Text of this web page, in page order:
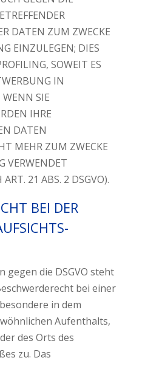
DATEN ZUM ZWECKE
EINZULEGEN; DIES
SOWEIT ES
IN
SIE
IHRE
DATEN
MEHR ZUM ZWECKE
VERWENDET
21 ABS. 2 DSGVO).
BEI DER
gegen die DSGVO steht
bei einer
in dem
Aufenthalts,
des Orts des
zu. Das